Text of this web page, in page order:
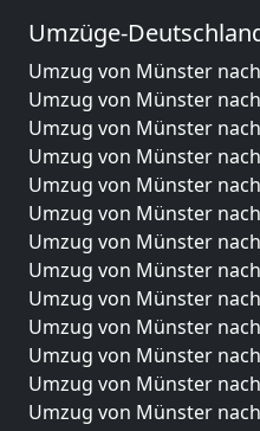
Umzüge-
Umzug von Münster
Umzug von Münster
Umzug von Münster
Umzug von Münster
Umzug von Münster
Umzug von Münster
Umzug von Münster
Umzug von Münster
Umzug von Münster
Umzug von Münster
Umzug von Münster
Umzug von Münster
Umzug von Münster